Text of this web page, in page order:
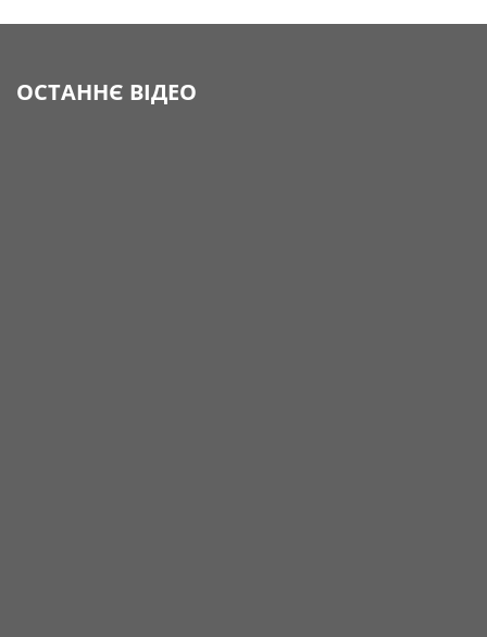
ОСТАННЄ ВІДЕО